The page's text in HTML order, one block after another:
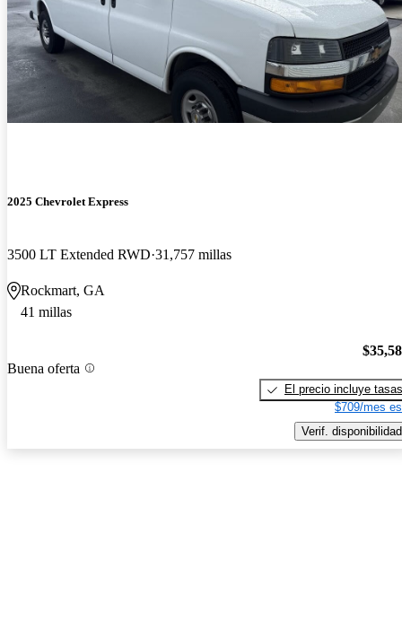
2025 Chevrolet Express
3500 LT Extended RWD 31,757 millas
Rockmart, GA
41 millas
Buena oferta
El precio incluye tasas
$709/mes
Verif. disponibilidad